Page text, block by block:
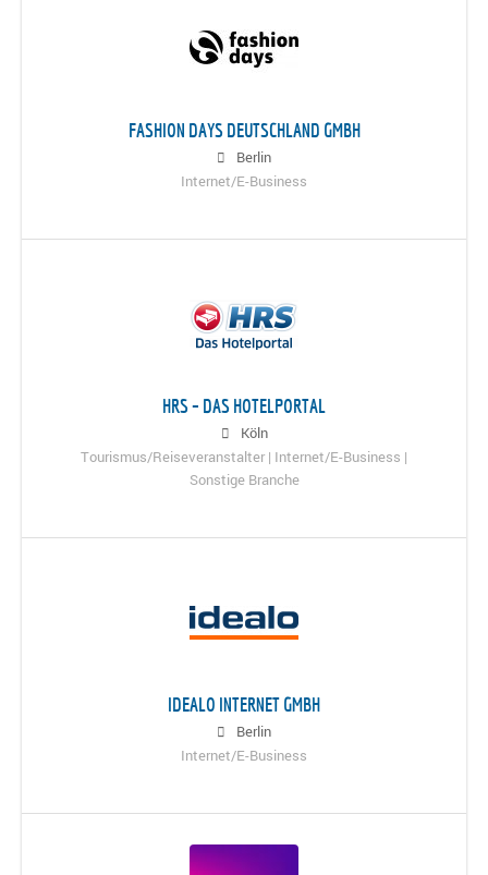
FASHION DAYS DEUTSCHLAND GMBH
Berlin
Internet/E-Business
HRS – DAS HOTELPORTAL
Köln
Tourismus/Reiseveranstalter | Internet/E-Business |
Sonstige Branche
IDEALO INTERNET GMBH
Berlin
Internet/E-Business